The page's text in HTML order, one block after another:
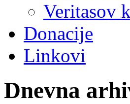
Veritasov
Donacije
Linkovi
Dnevna